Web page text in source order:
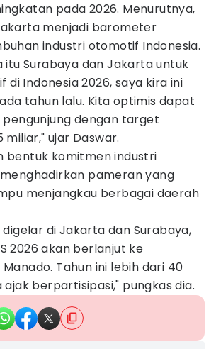
pada 2026. Menurutnya,
menjadi barometer
industri otomotif Indonesia.
Surabaya dan Jakarta untuk
di Indonesia 2026, saya kira ini
tahun lalu. Kita optimis dapat
pengunjung dengan target
miliar," ujar Daswar.
bentuk komitmen industri
pameran yang
menjangkau berbagai daerah
digelar di Jakarta dan Surabaya,
2026 akan berlanjut ke
Tahun ini lebih dari 40
berpartisipasi," pungkas dia.